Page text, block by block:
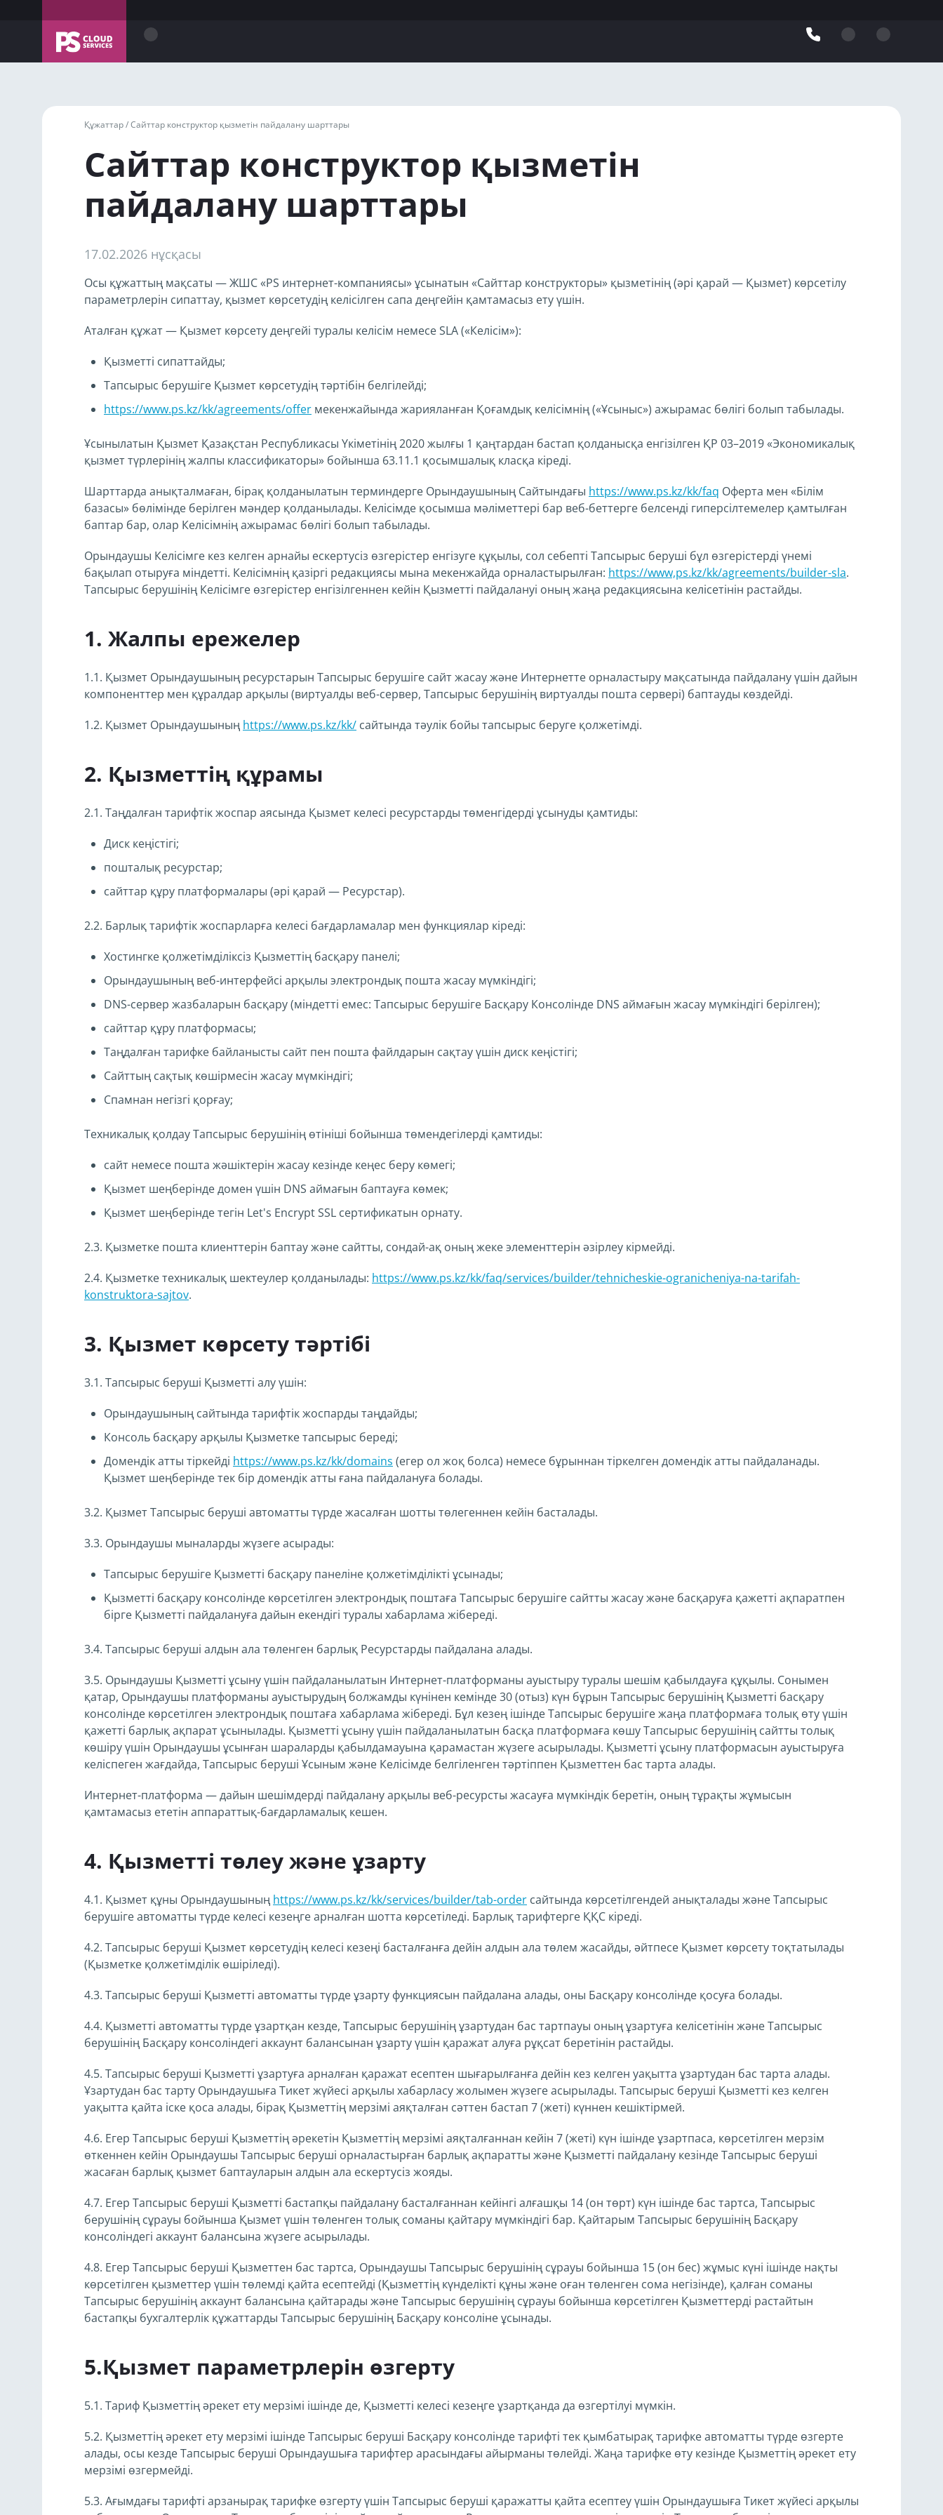
Құжаттар /Сайттар конструктор қызметін пайдалану шарттары
Сайттар конструктор қызметін
пайдалану шарттары
17.02.2026 нұсқасы
Осы құжаттың мақсаты — ЖШС «PS интернет-компаниясы» ұсынатын «Сайттар конструкторы» қызметінің (әрі қарай — Қызмет) көрсетілу
параметрлерін сипаттау, қызмет көрсетудің келісілген сапа деңгейін қамтамасыз ету үшін.
Аталған құжат — Қызмет көрсету деңгейі туралы келісім немесе SLA («Келісім»):
Қызметті сипаттайды;
Тапсырыс берушіге Қызмет көрсетудің тәртібін белгілейді;
https://www.ps.kz/kk/agreements/offer мекенжайында жарияланған Қоғамдық келісімнің («Ұсыныс») ажырамас бөлігі болып табылады.
Ұсынылатын Қызмет Қазақстан Республикасы Үкіметінің 2020 жылғы 1 қаңтардан бастап қолданысқа енгізілген ҚР 03–2019 «Экономикалық
қызмет түрлерінің жалпы классификаторы» бойынша 63.11.1 қосымшалық класқа кіреді.
Шарттарда анықталмаған, бірақ қолданылатын терминдерге Орындаушының Сайтындағы https://www.ps.kz/kk/faq Оферта мен «Білім
базасы» бөлімінде берілген мәндер қолданылады. Келісімде қосымша мәліметтері бар веб-беттерге белсенді гиперсілтемелер қамтылған
баптар бар, олар Келісімнің ажырамас бөлігі болып табылады.
Орындаушы Келісімге кез келген арнайы ескертусіз өзгерістер енгізуге құқылы, сол себепті Тапсырыс беруші бұл өзгерістерді үнемі
бақылап отыруға міндетті. Келісімнің қазіргі редакциясы мына мекенжайда орналастырылған: https://www,ps.kz/kk/agreements/builder-sla.
Тапсырыс берушінің Келісімге өзгерістер енгізілгеннен кейін Қызметті пайдалануі оның жаңа редакциясына келісетінін растайды.
Жалпы ережелер
1.1. Қызмет Орындаушының ресурстарын Тапсырыс берушіге сайт жасау және Интернетте орналастыру мақсатында пайдалану үшін дайын
компоненттер мен құралдар арқылы (виртуалды веб-сервер, Тапсырыс берушінің виртуалды пошта сервері) баптауды көздейді.
1.2. Қызмет Орындаушының https://www.ps.kz/kk/ сайтында тәулік бойы тапсырыс беруге қолжетімді.
Қызметтің құрамы
2.1. Таңдалған тарифтік жоспар аясында Қызмет келесі ресурстарды төменгідерді ұсынуды қамтиды:
Диск кеңістігі;
пошталық ресурстар;
сайттар құру платформалары (әрі қарай — Ресурстар).
2.2. Барлық тарифтік жоспарларға келесі бағдарламалар мен функциялар кіреді:
Хостингке қолжетімділіксіз Қызметтің басқару панелі;
Орындаушының веб-интерфейсі арқылы электрондық пошта жасау мүмкіндігі;
DNS-сервер жазбаларын басқару (міндетті емес: Тапсырыс берушіге Басқару Консолінде DNS аймағын жасау мүмкіндігі берілген);
сайттар құру платформасы;
Таңдалған тарифке байланысты сайт пен пошта файлдарын сақтау үшін диск кеңістігі;
Сайттың сақтық көшірмесін жасау мүмкіндігі;
Спамнан негізгі қорғау;
Техникалық қолдау Тапсырыс берушінің өтініші бойынша төмендегілерді қамтиды:
сайт немесе пошта жәшіктерін жасау кезінде кеңес беру көмегі;
Қызмет шеңберінде домен үшін DNS аймағын баптауға көмек;
Қызмет шеңберінде тегін Let's Encrypt SSL сертификатын орнату.
2.3. Қызметке пошта клиенттерін баптау және сайтты, сондай-ақ оның жеке элементтерін әзірлеу кірмейді.
2.4. Қызметке техникалық шектеулер қолданылады: https://www.ps.kz/kk/faq/services/builder/tehnicheskie-ogranicheniya-na-tarifah-
konstruktora-sajtov.
Қызмет көрсету тәртібі
3.1. Тапсырыс беруші Қызметті алу үшін:
Орындаушының сайтында тарифтік жоспарды таңдайды;
Консоль басқару арқылы Қызметке тапсырыс береді;
Домендік атты тіркейді https://www.ps.kz/kk/domains (егер ол жоқ болса) немесе бұрыннан тіркелген домендік атты пайдаланады.
Қызмет шеңберінде тек бір домендік атты ғана пайдалануға болады.
3.2. Қызмет Тапсырыс беруші автоматты түрде жасалған шотты төлегеннен кейін басталады.
3.3. Орындаушы мыналарды жүзеге асырады:
Тапсырыс берушіге Қызметті басқару панеліне қолжетімділікті ұсынады;
Қызметті басқару консолінде көрсетілген электрондық поштаға Тапсырыс берушіге сайтты жасау және басқаруға қажетті ақпаратпен
бірге Қызметті пайдалануға дайын екендігі туралы хабарлама жібереді.
3.4. Тапсырыс беруші алдын ала төленген барлық Ресурстарды пайдалана алады.
3.5. Орындаушы Қызметті ұсыну үшін пайдаланылатын Интернет-платформаны ауыстыру туралы шешім қабылдауға құқылы. Сонымен
қатар, Орындаушы платформаны ауыстырудың болжамды күнінен кемінде 30 (отыз) күн бұрын Тапсырыс берушінің Қызметті басқару
консолінде көрсетілген электрондық поштаға хабарлама жібереді. Бұл кезең ішінде Тапсырыс берушіге жаңа платформаға толық өту үшін
қажетті барлық ақпарат ұсынылады. Қызметті ұсыну үшін пайдаланылатын басқа платформаға көшу Тапсырыс берушінің сайтты толық
көшіру үшін Орындаушы ұсынған шараларды қабылдамауына қарамастан жүзеге асырылады. Қызметті ұсыну платформасын ауыстыруға
келіспеген жағдайда, Тапсырыс беруші Ұсыным және Келісімде белгіленген тәртіппен Қызметтен бас тарта алады.
Интернет-платформа — дайын шешімдерді пайдалану арқылы веб-ресурсты жасауға мүмкіндік беретін, оның тұрақты жұмысын
қамтамасыз ететін аппараттық-бағдарламалық кешен.
Қызметті төлеу және ұзарту
4.1. Қызмет құны Орындаушының https://www.ps.kz/kk/services/builder/tab-order сайтында көрсетілгендей анықталады және Тапсырыс
берушіге автоматты түрде келесі кезеңге арналған шотта көрсетіледі. Барлық тарифтерге ҚҚС кіреді.
4.2. Тапсырыс беруші Қызмет көрсетудің келесі кезеңі басталғанға дейін алдын ала төлем жасайды, әйтпесе Қызмет көрсету тоқтатылады
(Қызметке қолжетімділік өшіріледі).
4.3. Тапсырыс беруші Қызметті автоматты түрде ұзарту функциясын пайдалана алады, оны Басқару консолінде қосуға болады.
4.4. Қызметті автоматты түрде ұзартқан кезде, Тапсырыс берушінің ұзартудан бас тартпауы оның ұзартуға келісетінін және Тапсырыс
берушінің Басқару консоліндегі аккаунт балансынан ұзарту үшін қаражат алуға рұқсат беретінін растайды.
4.5. Тапсырыс беруші Қызметті ұзартуға арналған қаражат есептен шығарылғанға дейін кез келген уақытта ұзартудан бас тарта алады.
Ұзартудан бас тарту Орындаушыға Тикет жүйесі арқылы хабарласу жолымен жүзеге асырылады. Тапсырыс беруші Қызметті кез келген
уақытта қайта іске қоса алады, бірақ Қызметтің мерзімі аяқталған сәттен бастап 7 (жеті) күннен кешіктірмей.
4.6. Егер Тапсырыс беруші Қызметтің әрекетін Қызметтің мерзімі аяқталғаннан кейін 7 (жеті) күн ішінде ұзартпаса, көрсетілген мерзім
өткеннен кейін Орындаушы Тапсырыс беруші орналастырған барлық ақпаратты және Қызметті пайдалану кезінде Тапсырыс беруші
жасаған барлық қызмет баптауларын алдын ала ескертусіз жояды.
4.7. Егер Тапсырыс беруші Қызметті бастапқы пайдалану басталғаннан кейінгі алғашқы 14 (он төрт) күн ішінде бас тартса, Тапсырыс
берушінің сұрауы бойынша Қызмет үшін төленген толық соманы қайтару мүмкіндігі бар. Қайтарым Тапсырыс берушінің Басқару
консоліндегі аккаунт балансына жүзеге асырылады.
4.8. Егер Тапсырыс беруші Қызметтен бас тартса, Орындаушы Тапсырыс берушінің сұрауы бойынша 15 (он бес) жұмыс күні ішінде нақты
көрсетілген қызметтер үшін төлемді қайта есептейді (Қызметтің күнделікті құны және оған төленген сома негізінде), қалған соманы
Тапсырыс берушінің аккаунт балансына қайтарады және Тапсырыс берушінің сұрауы бойынша көрсетілген Қызметтерді растайтын
бастапқы бухгалтерлік құжаттарды Тапсырыс берушінің Басқару консоліне ұсынады.
5.Қызмет параметрлерін өзгерту
5.1. Тариф Қызметтің әрекет ету мерзімі ішінде де, Қызметті келесі кезеңге ұзартқанда да өзгертілуі мүмкін.
5.2. Қызметтің әрекет ету мерзімі ішінде Тапсырыс беруші Басқару консолінде тарифті тек қымбатырақ тарифке автоматты түрде өзгерте
алады, осы кезде Тапсырыс беруші Орындаушыға тарифтер арасындағы айырманы төлейді. Жаңа тарифке өту кезінде Қызметтің әрекет ету
мерзімі өзгермейді.
5.3. Ағымдағы тарифті арзанырақ тарифке өзгерту үшін Тапсырыс беруші қаражатты қайта есептеу үшін Орындаушыға Тикет жүйесі арқылы